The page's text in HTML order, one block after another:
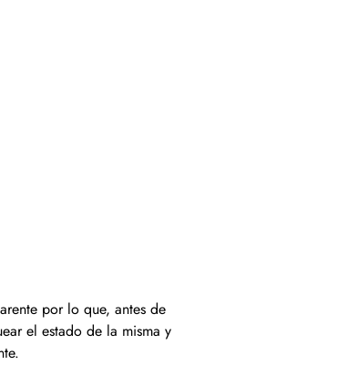
por lo que, antes de
el estado de la misma y